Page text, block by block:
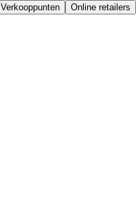
Verkooppunten Online retailers